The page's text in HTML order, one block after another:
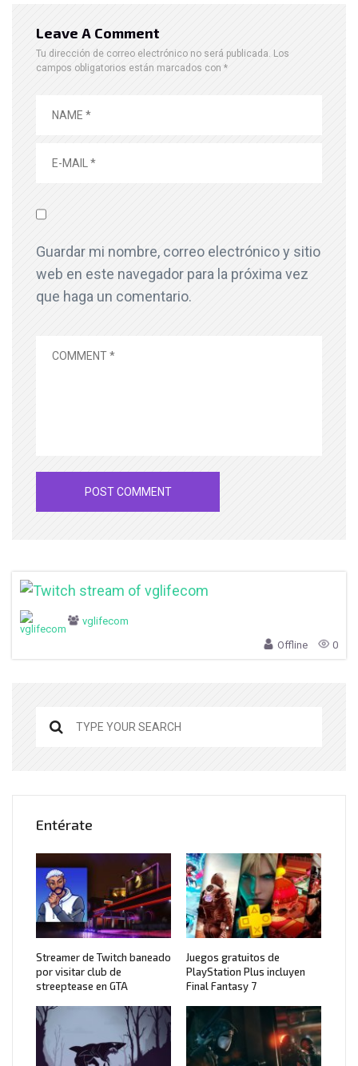
Leave A Comment
Tu dirección de correo electrónico no será publicada. Los
campos obligatorios están marcados con *
Guardar mi nombre, correo electrónico y sitio
web en este navegador para la próxima vez
que haga un comentario.
vglifecom
Offline 0
Entérate
Streamer de Twitch baneado
por visitar club de
streeptease en GTA
Juegos gratuitos de
PlayStation Plus incluyen
Final Fantasy 7